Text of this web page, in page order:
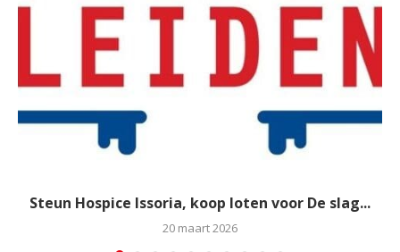
Steun Hospice Issoria, koop loten voor De slag...
20 maart 2026